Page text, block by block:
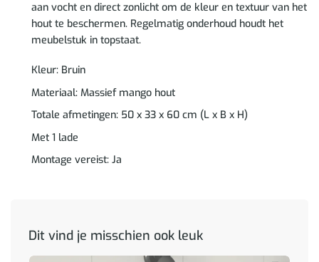
aan vocht en direct zonlicht om de kleur en textuur van het
hout te beschermen. Regelmatig onderhoud houdt het
meubelstuk in topstaat.
Kleur: Bruin
Materiaal: Massief mango hout
Totale afmetingen: 50 x 33 x 60 cm (L x B x H)
Met 1 lade
Montage vereist: Ja
Dit vind je misschien ook leuk